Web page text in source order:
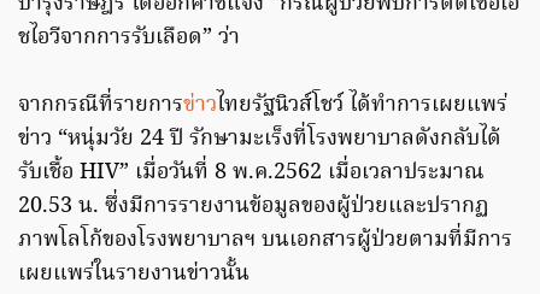
ชไอวีจากการรับเลือด” ว่า
จากกรณีที่รายการข่าวไทยรัฐนิวส์โชว์ ได้ทำการเผยแพร่
ข่าว “หนุ่มวัย 24 ปี รักษามะเร็งที่โรงพยาบาลดังกลับได้
รับเชื้อ HIV” เมื่อวันที่ 8 พ.ค.2562 เมื่อเวลาประมาณ
20.53 น. ซึ่งมีการรายงานข้อมูลของผู้ป่วยและปรากฏ
ภาพโลโก้ของโรงพยาบาลฯ บนเอกสารผู้ป่วยตามที่มีการ
เผยแพร่ในรายงานข่าวนั้น